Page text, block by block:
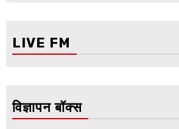
LIVE FM
विज्ञापन बॉक्स